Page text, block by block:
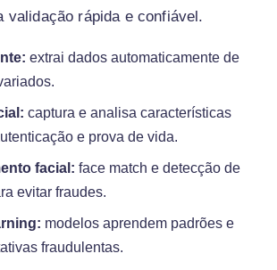
validação rápida e confiável.
extrai dados automaticamente de
captura e analisa características
e prova de vida.
facial: face match e detecção de
evitar fraudes.
modelos aprendem padrões e
fraudulentas.